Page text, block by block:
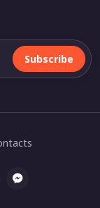
Subscribe